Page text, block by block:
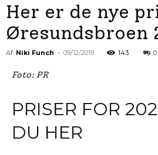
Her er de nye
Øresundsbroen
Af Niki Funch - 09/12/2019 143 0
Foto: PR
PRISER FOR
DU HER